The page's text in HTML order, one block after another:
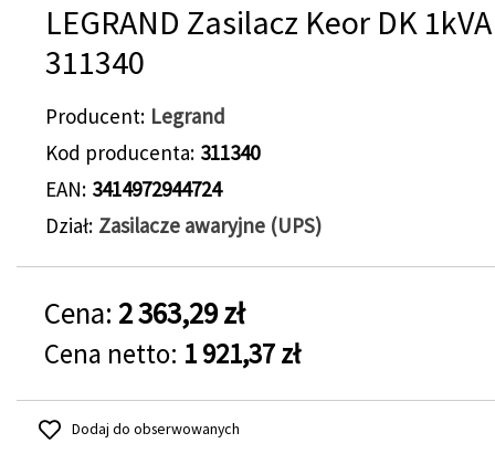
LEGRAND Zasilacz Keor DK
311340
Producent Legrand
Kod producenta 311340
EAN 3414972944724
Dział Zasilacze awaryjne (UPS)
Cena: 2 363,29 zł
Cena netto: 1 921,37 zł
Dodaj do obserwowanych